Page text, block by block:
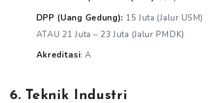
DPP (Uang Gedung): 15 Juta (Jalur USM)
ATAU 21 Juta – 23 Juta (Jalur PMDK)
Akreditasi: A
6. Teknik Industri